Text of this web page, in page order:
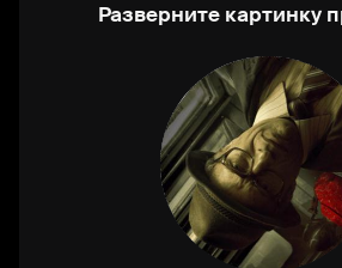
Разверните картинку